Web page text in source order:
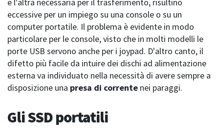
e l'altra necessaria per il trasferimento, risultino
eccessive per un impiego su una console o su un
computer portatile. Il problema è evidente in modo
particolare per le console, visto che in molti modelli le
porte USB servono anche per i joypad. D'altro canto, il
difetto più facile da intuire dei dischi ad alimentazione
esterna va individuato nella necessità di avere sempre a
disposizione una presa di corrente nei paraggi.
Gli SSD portatili